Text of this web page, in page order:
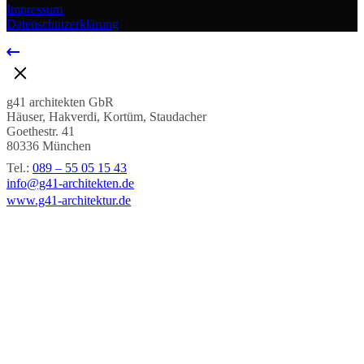
Impressum
Datenschutzerklärung
g41 architekten GbR
Häuser, Hakverdi, Kortüm, Staudacher
Goethestr. 41
80336 München
Tel.: 089 – 55 05 15 43
info@g41-architekten.de
www.g41-architektur.de